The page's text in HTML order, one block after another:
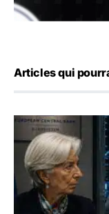
Articles qui
Yen :